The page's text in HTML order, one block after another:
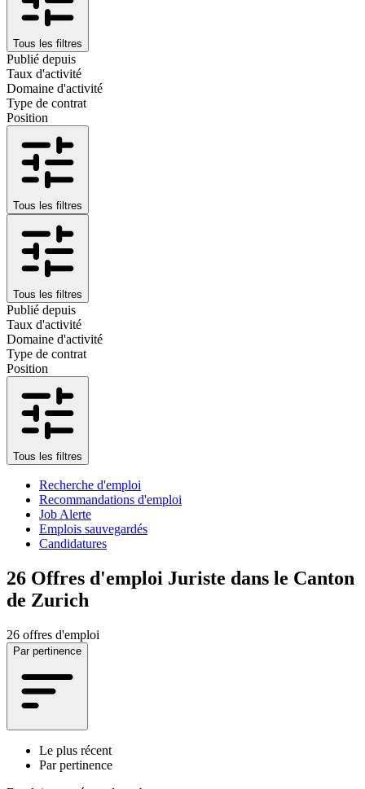
Tous les filtres
Publié depuis
Taux d'activité
Domaine d'activité
Type de contrat
Position
Tous les filtres
Tous les filtres
Publié depuis
Taux d'activité
Domaine d'activité
Type de contrat
Position
Tous les filtres
Recherche d'emploi
Recommandations d'emploi
Job Alerte
Emplois sauvegardés
Candidatures
26 Offres d'emploi Juriste dans le Canton
de Zurich
26 offres d'emploi
Par pertinence
Le plus récent
Par pertinence